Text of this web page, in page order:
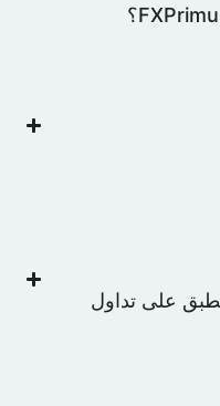
على تداول